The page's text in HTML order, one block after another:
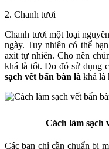
2. Chanh tươi
Chanh tươi một loại
ngày. Tuy nhiên có thể
axit tự nhiên. Cho nên
khá là tốt. Do đó sử dụng
sạch vết bẩn bàn là khá là
Cách làm sạch
Các bạn chỉ cần chuẩn bị